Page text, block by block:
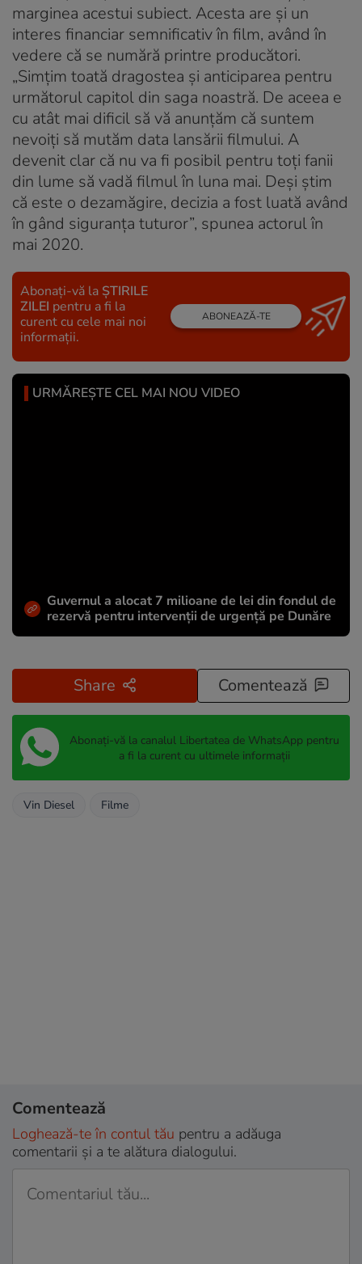
marginea acestui subiect. Acesta are și un
interes financiar semnificativ în film, având în
vedere că se numără printre producători.
„Simțim toată dragostea și anticiparea pentru
următorul capitol din saga noastră. De aceea e
cu atât mai dificil să vă anunțăm că suntem
nevoiți să mutăm data lansării filmului. A
devenit clar că nu va fi posibil pentru toți fanii
din lume să vadă filmul în luna mai. Deși știm
că este o dezamăgire, decizia a fost luată având
în gând siguranța tuturor”, spunea actorul în
mai 2020.
Abonați-vă la ȘTIRILE
ZILEI pentru a fi la
curent cu cele mai noi
informații.
ABONEAZĂ-TE
URMĂREȘTE CEL MAI NOU VIDEO
Guvernul a alocat 7 milioane de lei din fondul de
rezervă pentru intervenții de urgență pe Dunăre
Share Comentează
Abonați-vă la canalul Libertatea de WhatsApp pentru
a fi la curent cu ultimele informații
Vin Diesel Filme
Comentează
Loghează-te în contul tău pentru a adăuga
comentarii și a te alătura dialogului.